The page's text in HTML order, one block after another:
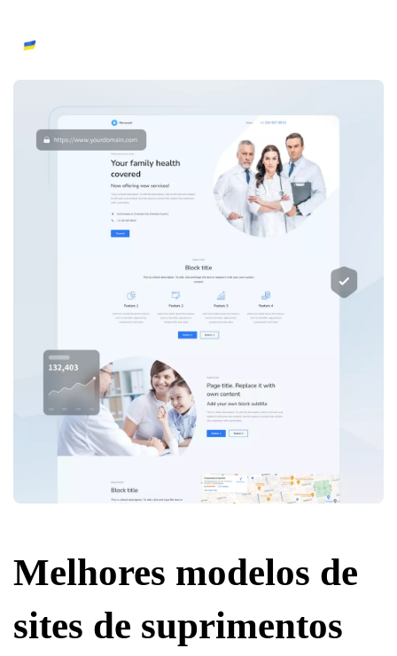
Melhores modelos de
sites de suprimentos